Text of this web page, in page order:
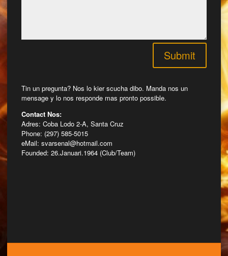
Submit
Tin un pregunta? Nos lo kier scucha dibo. Manda nos un
mensage y lo nos responde mas pronto possible.
Contact Nos:
Adres: Coba Lodo 2-A, Santa Cruz
Phone: (297) 585-5015
eMail: svarsenal@hotmail.com
Founded: 26.Januari.1964 (Club/Team)